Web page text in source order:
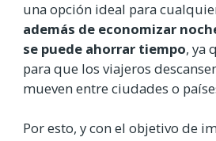
una opción ideal para
además de economizar
se puede ahorrar tiempo, ya
para que los viajeros
mueven entre ciudades o
Por esto, y con el objetivo de